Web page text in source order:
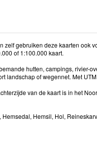
gebruiken deze kaarten ook
of 1:100.000 kaart.
hutten, campings, rivier-
landschap of wegennet. Met
van de kaart is in het
Hemsil, Hol,